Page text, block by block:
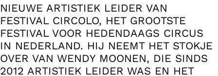
NIEUWE ARTISTIEK LEIDER VAN
FESTIVAL CIRCOLO, HET GROOTSTE
FESTIVAL VOOR HEDENDAAGS CIRCUS
IN NEDERLAND. HIJ NEEMT HET STOKJE
OVER VAN WENDY MOONEN, DIE SINDS
2012 ARTISTIEK LEIDER WAS EN HET